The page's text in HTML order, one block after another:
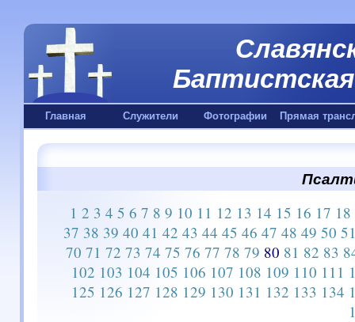
Главная Служители Фотографии Прямая
1 2 3 4 5 6 7 8 9 10 11 12 13 14 15 16 17 18
37 38 39 40 41 42 43 44 45 46 47 48 49 50
70 71 72 73 74 75 76 77 78 79 80 81 82 83
102 103 104 105 106 107 108 109 110 111
125 126 127 128 129 130 131 132 133 134